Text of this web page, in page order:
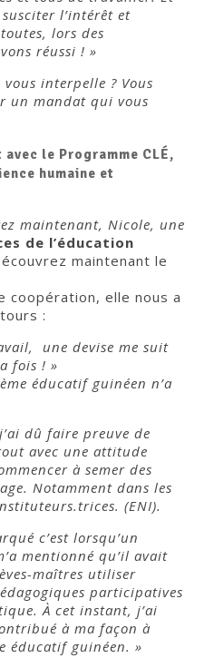
l’intérêt et
lors des
réussi ! »
vous interpelle ? Vous
un mandat qui vous
le Programme CLÉ,
humaine et
maintenant,Nicole, une
de l’éducation
maintenant le
coopération, elle nous a
:
une devise me suit
fois ! »
éducatif guinéen n’a
dû faire preuve de
avec une attitude
à semer des
Notamment dans les
(ENI).
c’est lorsqu’un
mentionné qu’il avait
maîtres utiliser
participatives
À cet instant, j’ai
à ma façon à
éducatif guinéen. »